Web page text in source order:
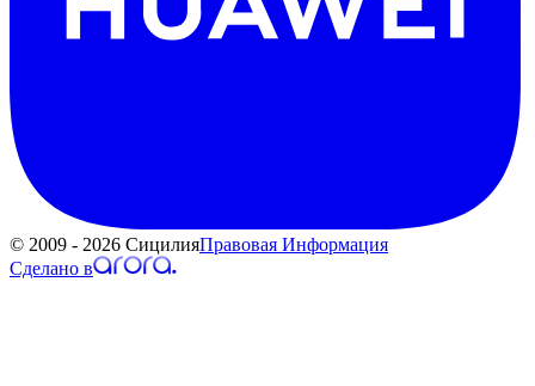
© 2009 - 2026 СицилияПравовая Информация
Сделано в